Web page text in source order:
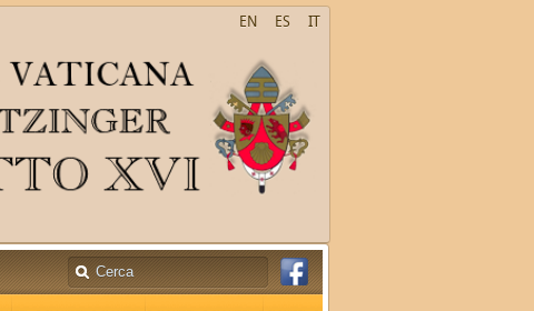
IT
ES
EN